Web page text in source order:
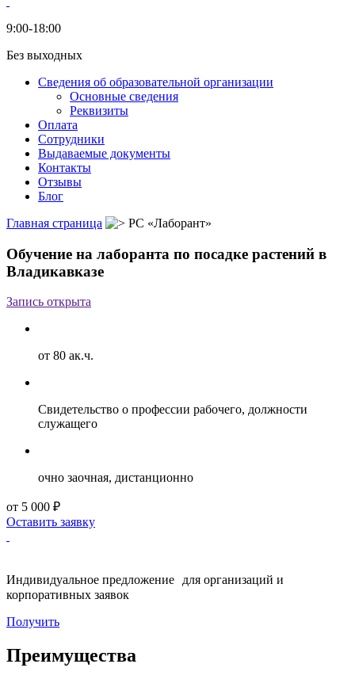
9:00-18:00
Без выходных
Сведения об образовательной организации
Основные сведения
Реквизиты
Оплата
Сотрудники
Выдаваемые документы
Контакты
Отзывы
Блог
Главная страница
РС «Лаборант»
Обучение на лаборанта по посадке растений в
Владикавказе
Запись открыта
от 80 ак.ч.
Свидетельство о профессии рабочего, должности
служащего
очно заочная, дистанционно
от 5 000 ₽
Оставить заявку
Индивидуальное предложение для организаций и
корпоративных заявок
Получить
Преимущества